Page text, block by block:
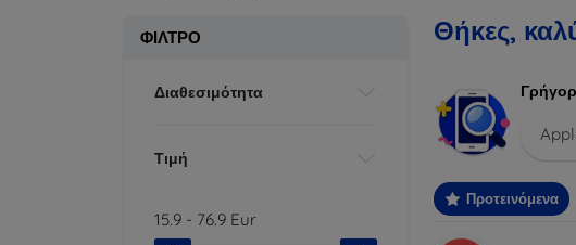
ΦΊΛΤΡΟ
Διαθεσιμότητα
Τιμή
15.9 - 76.9 Eur
Θήκες,
Προτεινόμενα